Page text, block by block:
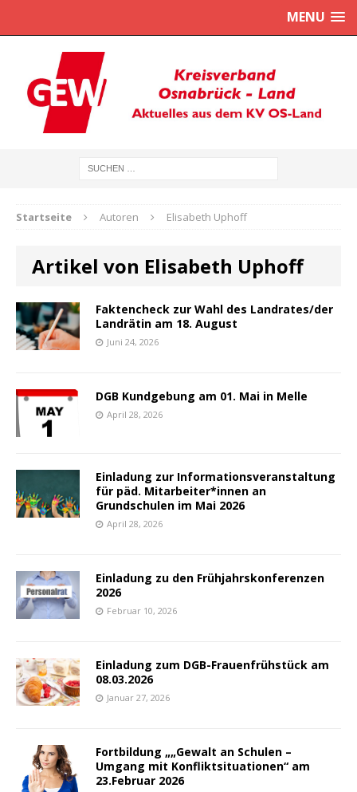
MENU
Startseite Autoren Elisabeth Uphoff
Artikel von Elisabeth Uphoff
Faktencheck zur Wahl des Landrates/der
Landrätin am 18. August
Juni 24, 2026
DGB Kundgebung am 01. Mai in Melle
April 28, 2026
Einladung zur Informationsveranstaltung
für päd. Mitarbeiter*innen an
Grundschulen im Mai 2026
April 28, 2026
Einladung zu den Frühjahrskonferenzen
2026
Februar 10, 2026
Einladung zum DGB-Frauenfrühstück am
08.03.2026
Januar 27, 2026
Fortbildung „„Gewalt an Schulen –
Umgang mit Konfliktsituationen“ am
23.Februar 2026